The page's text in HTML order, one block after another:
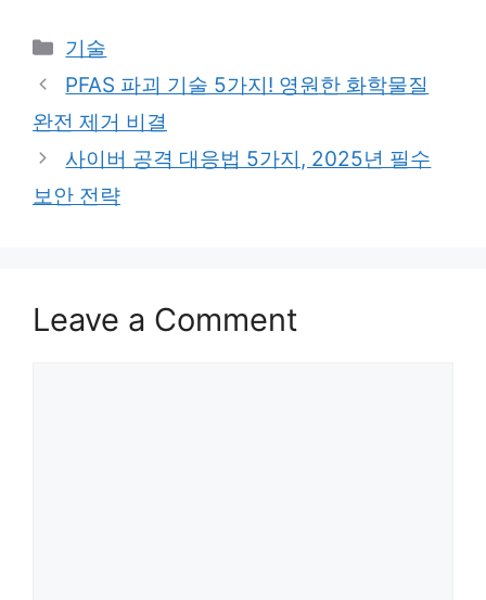
Categories
기술
PFAS 파괴 기술 5가지! 영원한 화학물질
완전 제거 비결
사이버 공격 대응법 5가지, 2025년 필수
보안 전략
Leave a Comment